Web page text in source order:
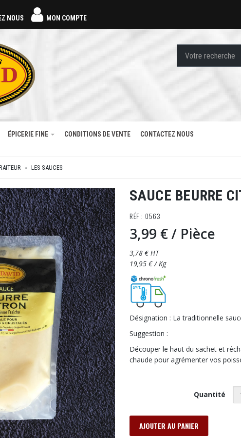
NOUS MON COMPTE
ÉPICERIE FINE CONDITIONS DE VENTE CONTACTEZ NOUS
LES SAUCES
SAUCE BEURRE
RÉF : 0563
3,99 €/ Pièce
3,78 € HT
19,95 € / Kg
Désignation : La traditionnelle
Suggestion :
Découper le haut du sachet et
chaude pour agrémenter vos
Quantité
AJOUTER AU PANIER